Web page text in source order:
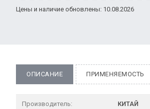
Цены и наличие обновлены: 10.08.2026
ОПИСАНИЕ ПРИМЕНЯЕМОСТЬ
Производитель: КИТАЙ